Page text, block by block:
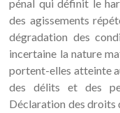
pénal qui définit le
des agissements
dégradation des
incertaine la nature
portent-elles atteinte
des délits et des
Déclaration des droits